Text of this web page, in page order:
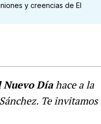
y creencias de El
Nuevo Díahace a la
Te invitamos